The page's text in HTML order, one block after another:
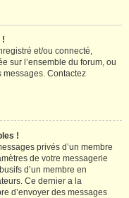
!
et/ou connecté,
sur l’ensemble du forum, ou
messages. Contactez
!
privés d’un membre
de votre messagerie
d’un membre en
Ce dernier a la
d’envoyer des messages